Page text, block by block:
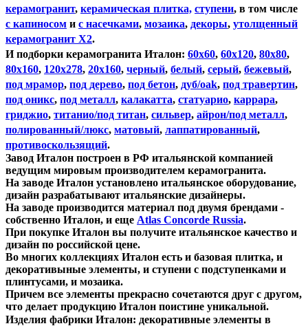
керамогранит, керамическая плитка, ступени, в том числе
с капиносом и с насечками, мозаика, декоры, утолщенный
керамогранит Х2.
И подборки керамогранита Италон: 60х60, 60х120, 80х80,
80х160, 120х278, 20х160, черный, белый, серый, бежевый,
под мрамор, под дерево, под бетон, дуб/oak, под травертин,
под оникс, под металл, калакатта, статуарио, каррара,
гриджио, титанио/под титан, сильвер, айрон/под металл,
полированный/люкс, матовый, лаппатированный,
противоскользящий.
Завод Италон построен в РФ итальянской компанией
ведущим мировым производителем керамогранита.
На заводе Италон установлено итальянское оборудование,
дизайн разрабатывают итальянские дизайнеры.
На заводе производится материал под двумя брендами -
собственно Италон, и еще Atlas Concorde Russia.
При покупке Италон вы получите итальянское качество и
дизайн по российской цене.
Во многих коллекциях Италон есть и базовая плитка, и
декоративыные элементы, и ступени с подступенками и
плинтусами, и мозаика.
Причем все элементы прекрасно сочетаются друг с другом,
что делает продукцию Италон поистине уникальной.
Изделия фабрики Италон: декоративные элементы в